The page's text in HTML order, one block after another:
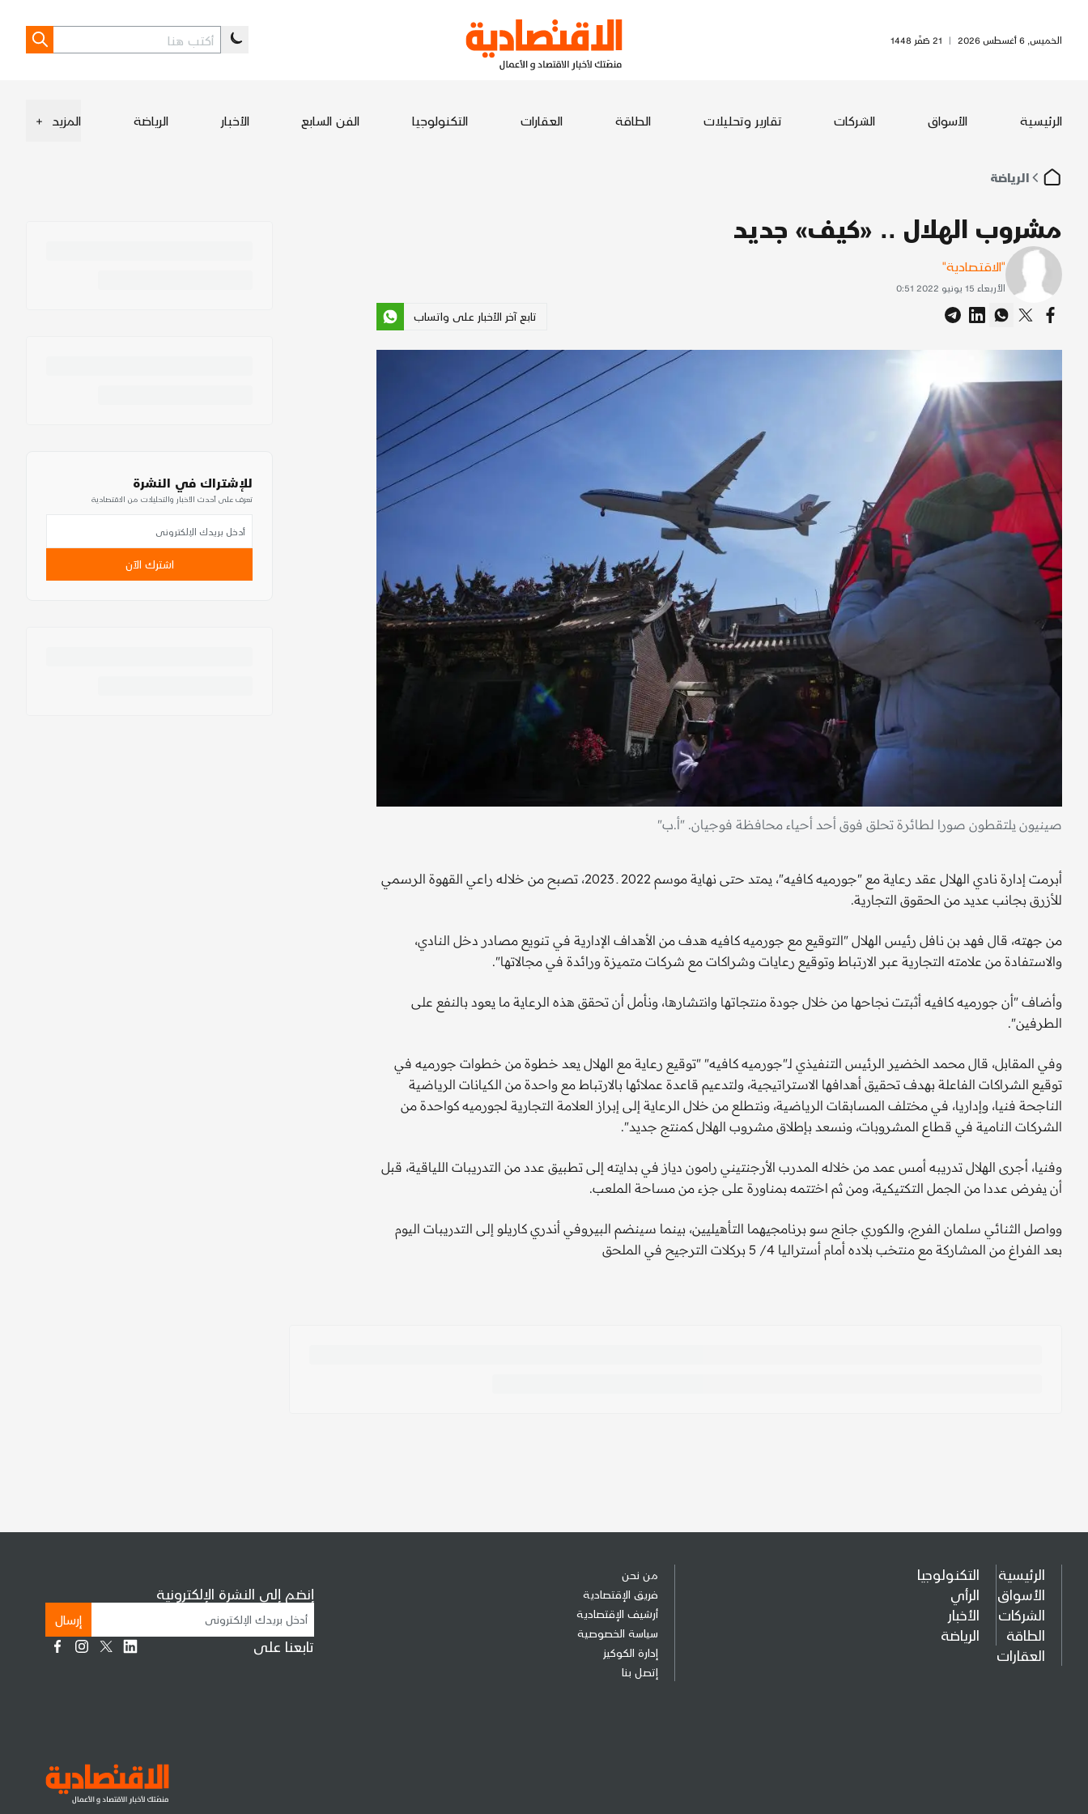
الخميس, 6 أغسطس 2026 | 21 صَفَر 1448
الرئيسية الأسواق الشركات تقارير وتحليلات الطاقة العقارات التكنولوجيا الفن السابع الأخبار الرياضة المزيد +
الرياضة
مشروب الهلال .. «كيف» جديد
"الاقتصادية"
الأربعاء 15 يونيو 2022 0:51
تابع آخر الأخبار على واتساب
صينيون يلتقطون صورا لطائرة تحلق فوق أحد أحياء محافظة فوجيان. "أ.ب"
أبرمت إدارة نادي الهلال عقد رعاية مع "جورميه كافيه"، يمتد حتى نهاية موسم 2022 ـ 2023، تصبح من خلاله راعي القهوة الرسمي
للأزرق بجانب عديد من الحقوق التجارية.
من جهته، قال فهد بن نافل رئيس الهلال "التوقيع مع جورميه كافيه هدف من الأهداف الإدارية في تنويع مصادر دخل النادي،
والاستفادة من علامته التجارية عبر الارتباط وتوقيع رعايات وشراكات مع شركات متميزة ورائدة في مجالاتها".
وأضاف "أن جورميه كافيه أثبتت نجاحها من خلال جودة منتجاتها وانتشارها، ونأمل أن تحقق هذه الرعاية ما يعود بالنفع على
الطرفين".
وفي المقابل، قال محمد الخضير الرئيس التنفيذي لـ"جورميه كافيه" "توقيع رعاية مع الهلال يعد خطوة من خطوات جورميه في
توقيع الشراكات الفاعلة بهدف تحقيق أهدافها الاستراتيجية، ولتدعيم قاعدة عملائها بالارتباط مع واحدة من الكيانات الرياضية
الناجحة فنيا، وإداريا، في مختلف المسابقات الرياضية، ونتطلع من خلال الرعاية إلى إبراز العلامة التجارية لجورميه كواحدة من
الشركات النامية في قطاع المشروبات، ونسعد بإطلاق مشروب الهلال كمنتج جديد".
وفنيا، أجرى الهلال تدريبه أمس عمد من خلاله المدرب الأرجنتيني رامون دياز في بدايته إلى تطبيق عدد من التدريبات اللياقية، قبل
أن يفرض عددا من الجمل التكتيكية، ومن ثم اختتمه بمناورة على جزء من مساحة الملعب.
وواصل الثنائي سلمان الفرج، والكوري جانج سو برنامجيهما التأهيليين، بينما سينضم البيروفي أندري كاريلو إلى التدريبات اليوم
بعد الفراغ من المشاركة مع منتخب بلاده أمام أستراليا 4/ 5 بركلات الترجيح في الملحق
للإشتراك في النشرة
تعرف على أحدث الأخبار والتحليلات من الاقتصادية
اشترك الآن
الرئيسية
الأسواق
الشركات
الطاقة
العقارات
التكنولوجيا
الرأي
الأخبار
الرياضة
من نحن
فريق الإقتصادية
أرشيف الإقتصادية
سياسة الخصوصية
إدارة الكوكيز
إتصل بنا
إنضم إلى النشرة الإلكترونية
إرسال
تابعنا على